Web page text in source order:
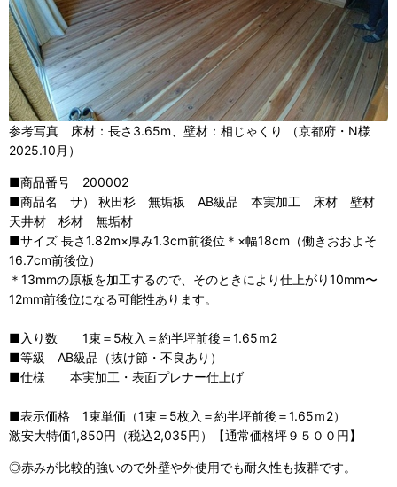
参考写真 床材：長さ3.65m、壁材：相じゃくり （京都府・N様
2025.10月）
■商品番号 200002
■商品名 サ） 秋田杉 無垢板 AB級品 本実加工 床材 壁材
天井材 杉材 無垢材
■サイズ 長さ1.82m×厚み1.3cm前後位＊×幅18cm（働きおおよそ
16.7cm前後位）
＊13mmの原板を加工するので、そのときにより仕上がり10mm〜
12mm前後位になる可能性あります。
■入り数 1束＝5枚入＝約半坪前後＝1.65ｍ2
■等級 AB級品（抜け節・不良あり）
■仕様 本実加工・表面プレナー仕上げ
■表示価格 1束単価（1束＝5枚入＝約半坪前後＝1.65ｍ2）
激安大特価1,850円（税込2,035円）【通常価格坪９５００円】
◎赤みが比較的強いので外壁や外使用でも耐久性も抜群です。